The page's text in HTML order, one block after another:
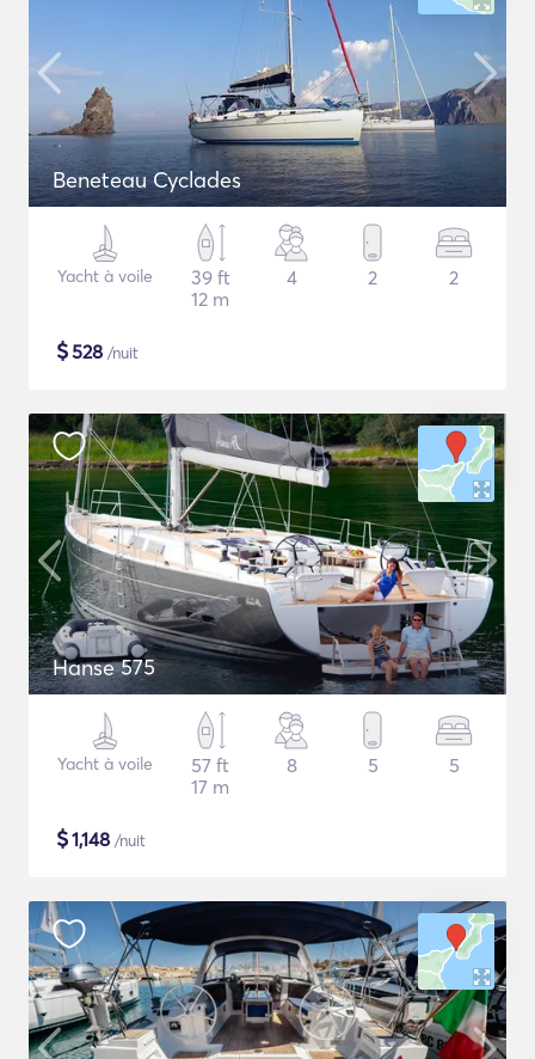
Beneteau Cyclades
Yacht à voile
39 ft
12 m
4 2 2
$528 /nuit
Hanse 575
Yacht à voile
57 ft
17 m
8 5 5
$1,148 /nuit